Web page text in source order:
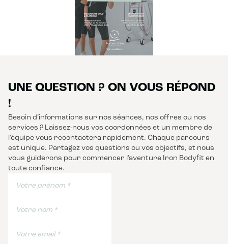
UNE QUESTION ? ON VOUS RÉPOND
!
Besoin d’informations sur nos séances, nos offres ou nos
services ? Laissez-nous vos coordonnées et un membre de
l’équipe vous recontactera rapidement. Chaque parcours
est unique. Partagez vos questions ou vos objectifs, et nous
vous guiderons pour commencer l’aventure Iron Bodyfit en
toute confiance.